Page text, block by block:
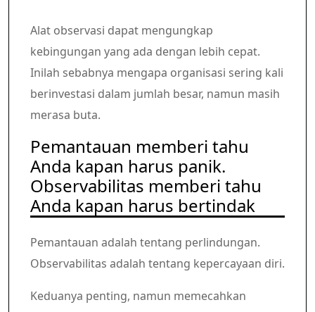
Alat observasi dapat mengungkap
kebingungan yang ada dengan lebih cepat.
Inilah sebabnya mengapa organisasi sering kali
berinvestasi dalam jumlah besar, namun masih
merasa buta.
Pemantauan memberi tahu
Anda kapan harus panik.
Observabilitas memberi tahu
Anda kapan harus bertindak
Pemantauan adalah tentang perlindungan.
Observabilitas adalah tentang kepercayaan diri.
Keduanya penting, namun memecahkan